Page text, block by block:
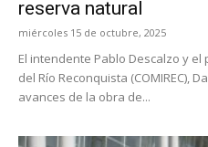
reserva natural
miércoles 15 de octubre, 2025
El intendente Pablo Descalzo y
del Río Reconquista (COMIREC),
avances de la obra de...